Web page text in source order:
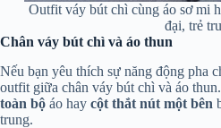
Outfit váy bút chì cùng áo sơ mi
đại, trẻ
Chân váy bút chì và áo thun
Nếu bạn yêu thích sự năng động pha
outfit giữa chân váy bút chì và áo
toàn bộ áo hay cột thắt nút một bên
trung.